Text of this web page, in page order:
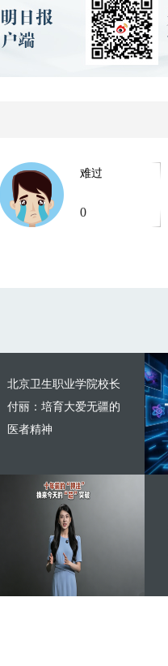
难过
0
北京卫生职业学院校长
付丽：培育大爱无疆的
医者精神